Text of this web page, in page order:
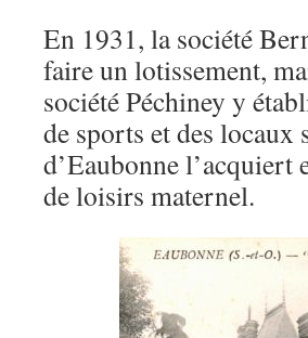
En 1931, la société
faire un lotissement,
société Péchiney y
de sports et des
d’Eaubonne
de loisirs maternel.